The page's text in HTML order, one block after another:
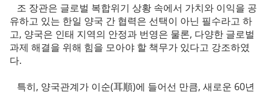
조 장관은 글로벌 복합위기 상황 속에서 가치와 이익을 공
유하고 있는 한일 양국 간 협력은 선택이 아닌 필수라고 하
고, 양국은 인태 지역의 안정과 번영은 물론, 다양한 글로벌
과제 해결을 위해 힘을 모아야 할 책무가 있다고 강조하였
다.
특히, 양국관계가 이순(耳順)에 들어선 만큼, 새로운 60년